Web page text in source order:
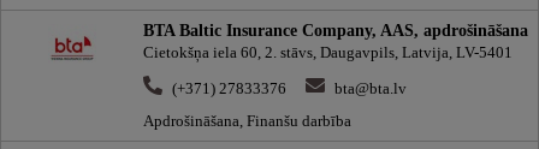
BTA Baltic Insurance Company, AAS, apdrošināšana
Cietokšņa iela 60, 2. stāvs, Daugavpils, Latvija, LV-5401
(+371) 27833376
bta@bta.lv
Apdrošināšana, Finanšu darbība